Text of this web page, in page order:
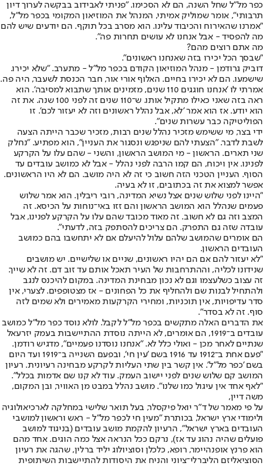
כפר מל"ל שחל השנה, הם לא הסכימו. "פניתי לאבידוב בבקשה לערוך דיון
תרבותי", אומר שמוליק אמיתי, המנהל את המוזיאון המקומי בכפר מל"ל,
"אמרנו שהאירוח והכיבוד עלינו. הוא מסרב בכל תוקף. הם יודעים שיש להם
מה להפסיד - אבל אנחנו לא עושים תחרות פה".
מה אתם רוצים מהם?
"שבסך הכל יכירו בזה שאנחנו ראשונים".
דוביק גרודמן - מנהל המוזיאון הקודם בכפר מל"ל - מתערב. "שלא יכירו.
שישמעו. הם לא יכירו בחיים. האלוף אורי אור, חבר הכנסת לשעבר, היה פה.
אמרתי לו 'אנחנו חוגגים 110 שנים, מזמינים אותך שתבוא למסיבה'. הוא
ראה בזה שאני כאילו מתקיל אותו. ש־110 שנים זה לפני 100 שנה. את זה
הוא יודע. אז הוא אמר 'לא, אבל נהלל ראשונים וזה לא יעזור לכם'. זו
הפוליטיקה כבר עשרות שנים".
ידי בצר, מי ששימש מזכיר נהלל שנים רבות, מזכיר שכבר הייתה הצעה
לשבת לדבר. "הצעתי להם שניפגש ונסגור את העניין", הוא מפתיע. "נחלק
שני תארים. הראשון - מי המושב הראשון, והשני - שהם עלו על הקרקע
לפנינו. אין ויכוח, הם קמו הרבה לפני נהלל - אבל לא כמושב עובדים עד
הסוף. העניין הטכני הזה חשוב כי זה לא היה מושב. הם לא היו הראשונים.
אפשר למצוא את זה בכתובים, זו לא בעיה.
"היינו לפני שלוש שנים אצל נשיא המדינה, רובי ריבלין. הוא אמר שלוש
פעמים שנהלל הוא המושב הראשון והם זזו באי־נוחות על הכיסא. זה
המצב וזה גם לא חשוב. זה מאוד מכובד שהם עלו על הקרקע לפנינו, אבל
עובדה שזה גם התפרק. הם צריכים להסתפק בזה, לדעתי".
הם אומרים שהמושב שלהם עלול להיעלם אם לא יתחשבו בהם כמושב
העובדים הראשון.
"לא יעזור להם אם הם יהיו ראשונים, שניים או שלישיים. יש מושבים
שנידונו לכליה, וההתרחבות של העיר תאכל אותם עד זוב דם. זה לא שייך.
זה עצוב כשלעצמו וגם לא נכון מבחינת המדינה. במקום להיכנס לנגב
ולהתחיל לבנות שם ולהחליף את כל הפחונים - אז מצטופפים. לצערי, אין
סדר עדיפויות, אין תוכניות, ומחירי הקרקעות מאמירים ולא שמים לזה
סוף. זה לא בסדר".
את הדברים האלה מתקשים בכפר מל"ל לקבל. לולא נוסד כפר מל"ל כמושב
עובדים ב־1919, הם אומרים, לא הייתה נוסדת ההתיישבות בעמק יזרעאל
שנתיים לאחר מכן - ואולי כלל לא. "אנחנו נוסדנו פעמיים", מדגיש רודמן.
"פעם אחת ב־1912 עד 1916 בשם 'עין חי', ובפעם השנייה ב־1919 ועד היום
בשם 'כפר מל"ל'. אין קשר בין שתי העליות לקרקע מבחינה רעיונית. רעיון
המושב קם שלוש שנים לפני יישוב העמק. עוד לא קנו שם אדמות בכלל".
"לאף אחד אין עיגול כמו שלנו". מושב נהלל במבט מן האוויר, ובן המקום,
משה דיין,
על פי מאמר של ד"ר יואל פיקסלר, בעל תואר שלישי במחלקה לארכיאולוגיה
ולימודי ארץ ישראל, בכותרת "מעין חי לכפר מל"ל - ראש וראשון למושבי
העובדים בארץ ישראל", הרעיון להקמת מושב עובדים (בניגוד למושב
פועלים שהיה נהוג עד אז), נרקם ככל הנראה אצל כמה הוגים. אחד מהם
הוא פרנץ אופנהיימר, רופא, כלכלן וסוציולוג יליד ברלין, שהגה את רעיון
הסוציאליזם הליברלי־ציוני והניח את היסודות להתיישבות השיתופית